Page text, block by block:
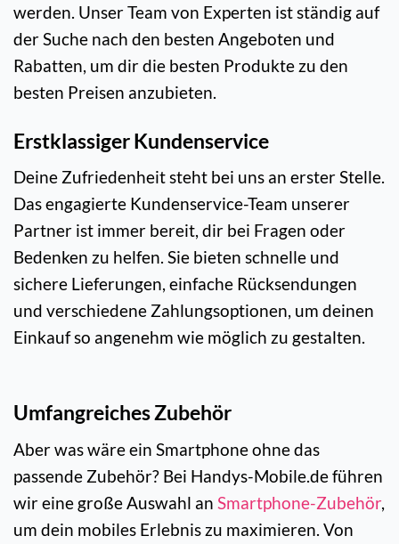
werden. Unser Team von Experten ist ständig auf
der Suche nach den besten Angeboten und
Rabatten, um dir die besten Produkte zu den
besten Preisen anzubieten.
Erstklassiger Kundenservice
Deine Zufriedenheit steht bei uns an erster Stelle.
Das engagierte Kundenservice-Team unserer
Partner ist immer bereit, dir bei Fragen oder
Bedenken zu helfen. Sie bieten schnelle und
sichere Lieferungen, einfache Rücksendungen
und verschiedene Zahlungsoptionen, um deinen
Einkauf so angenehm wie möglich zu gestalten.
Umfangreiches Zubehör
Aber was wäre ein Smartphone ohne das
passende Zubehör? Bei Handys-Mobile.de führen
wir eine große Auswahl an Smartphone-Zubehör,
um dein mobiles Erlebnis zu maximieren. Von